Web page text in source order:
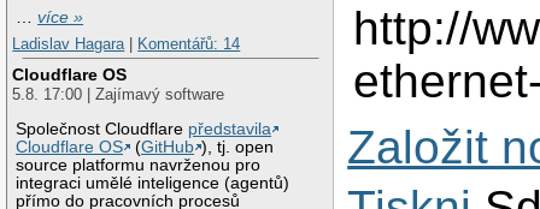
…více »
Ladislav Hagara | Komentářů: 14
Cloudflare OS
5.8. 17:00 | Zajímavý software
Společnost Cloudflare představila
Cloudflare OS
(GitHub ), tj. open
source platformu navrženou pro
integraci umělé inteligence (agentů)
přímo do pracovních procesů
http://
Založit